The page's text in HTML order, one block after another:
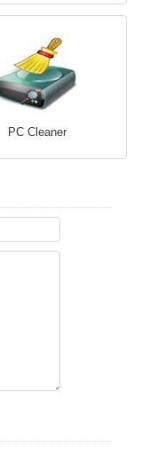
PC Cleaner